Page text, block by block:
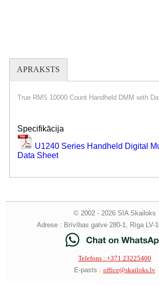
APRAKSTS
True RMS 10000 Count Handheld DMM with
Specifikācija
U1240 Series Handheld Digital
Data Sheet
© 2002 - 2026 SIA Skailoks
Adrese : Brīvības gatve 280-1, Rīga LV-
Telefons : +371 23225400
E-pasts : office@skailoks.lv